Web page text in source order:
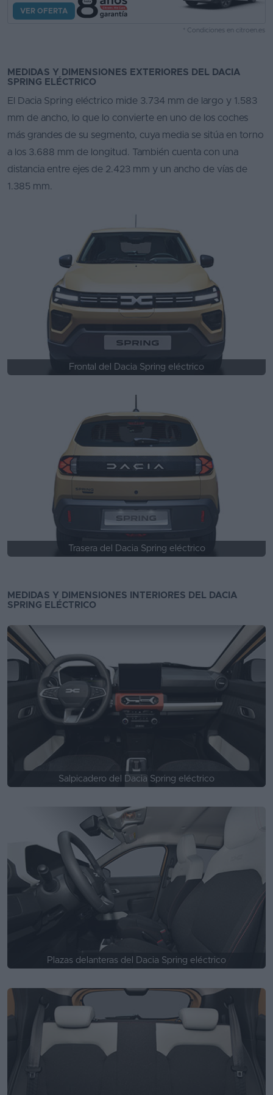
VER OFERTA
* Condiciones en citroen.es
MEDIDAS Y DIMENSIONES EXTERIORES DEL DACIA
SPRING ELÉCTRICO
El Dacia Spring eléctrico mide 3.734 mm de largo y 1.583
mm de ancho, lo que lo convierte en uno de los coches
más grandes de su segmento, cuya media se sitúa en torno
a los 3.688 mm de longitud. También cuenta con una
distancia entre ejes de 2.423 mm y un ancho de vías de
1.385 mm.
Frontal del Dacia Spring eléctrico
Trasera del Dacia Spring eléctrico
MEDIDAS Y DIMENSIONES INTERIORES DEL DACIA
SPRING ELÉCTRICO
Salpicadero del Dacia Spring eléctrico
Plazas delanteras del Dacia Spring eléctrico